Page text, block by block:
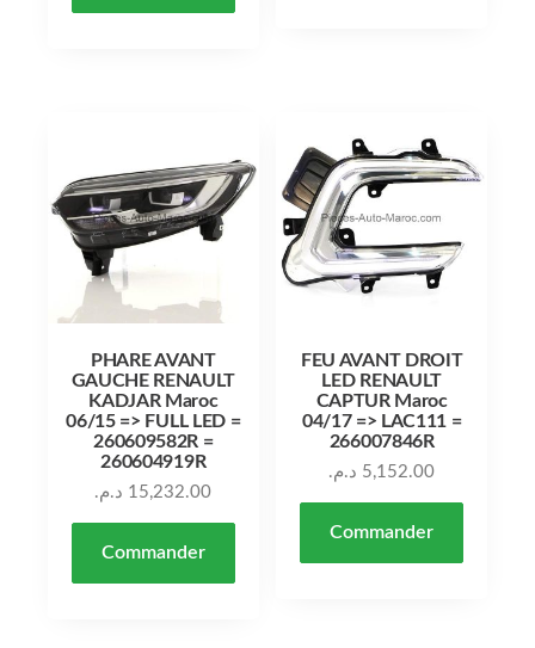
PHARE AVANT
GAUCHE RENAULT
KADJAR Maroc
06/15 => FULL LED =
260609582R =
260604919R
15,232.00 د.م.
Commander
FEU AVANT DROIT
LED RENAULT
CAPTUR Maroc
04/17 => LAC111 =
266007846R
5,152.00 د.م.
Commander